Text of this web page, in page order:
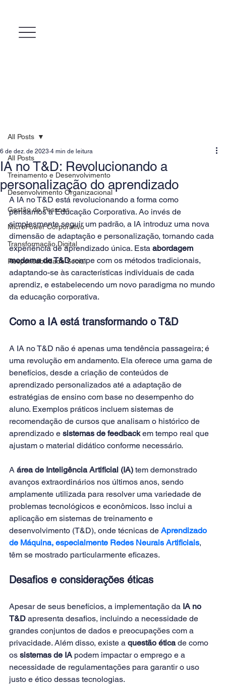
All Posts
Treinamento e Desenvolvimento
Desenvolvimento Organizacional
Gestão de Pessoas
MicroPower Corporativo
Transformação Digital
Responsabilidade Social
All Posts
IA no T&D: Revolucionando a
personalização do aprendizado
6 de dez. de 2023 4 min de leitura
A IA no T&D está revolucionando a forma como
pensamos a Educação Corporativa. Ao invés de
simplesmente seguir um padrão, a IA introduz uma nova
dimensão de adaptação e personalização, tornando cada
experiência de aprendizado única. Esta abordagem
moderna de T&D rompe com os métodos tradicionais,
adaptando-se às características individuais de cada
aprendiz, e estabelecendo um novo paradigma no mundo
da educação corporativa.
Como a IA está transformando o T&D
A IA no T&D não é apenas uma tendência passageira; é
uma revolução em andamento. Ela oferece uma gama de
benefícios, desde a criação de conteúdos de
aprendizado personalizados até a adaptação de
estratégias de ensino com base no desempenho do
aluno. Exemplos práticos incluem sistemas de
recomendação de cursos que analisam o histórico de
aprendizado e sistemas de feedback em tempo real que
ajustam o material didático conforme necessário.
A área de Inteligência Artificial (IA) tem demonstrado
avanços extraordinários nos últimos anos, sendo
amplamente utilizada para resolver uma variedade de
problemas tecnológicos e econômicos. Isso inclui a
aplicação em sistemas de treinamento e
desenvolvimento (T&D), onde técnicas de Aprendizado
de Máquina, especialmente Redes Neurais Artificiais,
têm se mostrado particularmente eficazes​​.
Desafios e considerações éticas
Apesar de seus benefícios, a implementação da IA no
T&D apresenta desafios, incluindo a necessidade de
grandes conjuntos de dados e preocupações com a
privacidade. Além disso, existe a questão ética de como
os sistemas de IA podem impactar o emprego e a
necessidade de regulamentações para garantir o uso
justo e ético dessas tecnologias.